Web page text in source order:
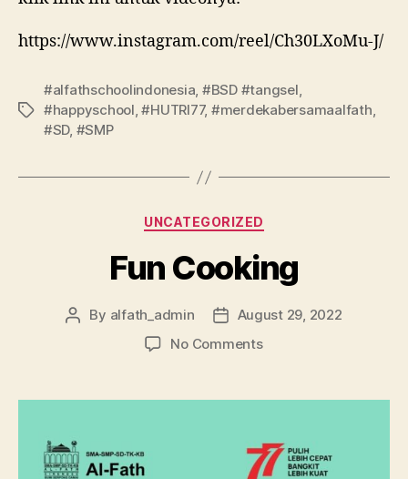
https://www.instagram.com/reel/Ch30LXoMu-J/
#alfathschoolindonesia, #BSD #tangsel,
#happyschool,#HUTRI77, #merdekabersamaalfath,
#SD, #SMP
UNCATEGORIZED
Fun Cooking
By alfath_admin
August 29, 2022
No Comments